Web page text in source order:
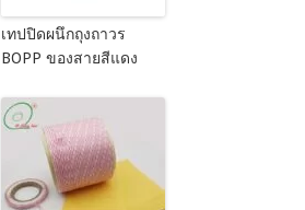
เทปปิดผนึกถุงถาวร
BOPP ของสายสีแดง